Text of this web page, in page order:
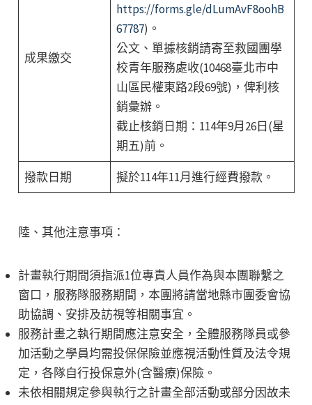
成果繳交
https://forms.gle/dLumAvF8oohB
67787)。
公文、單據核銷請寄至救國團學
校青年服務處收(10468臺北市中
山區民權東路2段69號)，俾利核
銷彙辦。
截止核銷日期：114年9月26日(星
期五)前。
撥款日期 擬於114年11月進行經費撥款。
陸、其他注意事項：
計畫執行期間須指派1位專責人員作為與本團聯繫之
窗口，服務隊服務期間，本團將請當地縣市團委會協
助協調、安排及訪視等相關事宜。
服務計畫之執行期間應注意安全，全體服務隊員或參
加活動之學員均需投保保險並應視活動性質及法令規
定，各隊自行投保意外(含醫療)保險。
未依相關規定參與執行之計畫全部活動或部分因故未